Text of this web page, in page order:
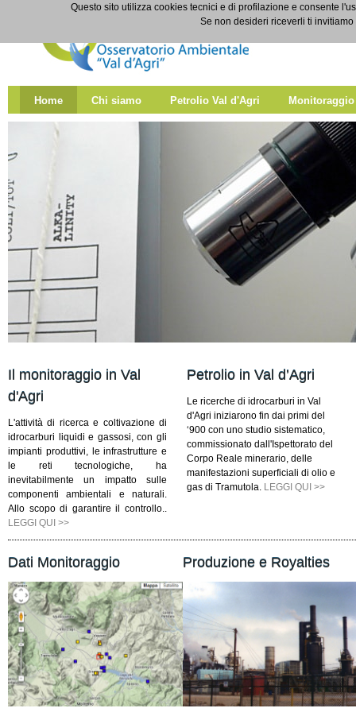
Salta al contenuto
Home Chi siamo Petrolio Val d'Agri Monitoraggio
Il monitoraggio in Val
d'Agri
L'attività di ricerca e coltivazione di
idrocarburi liquidi e gassosi, con gli
impianti produttivi, le infrastrutture e
le reti tecnologiche, ha
inevitabilmente un impatto sulle
componenti ambientali e naturali.
Allo scopo di garantire il controllo..
LEGGI QUI >>
Petrolio in Val d’Agri
Le ricerche di idrocarburi in Val
d'Agri iniziarono fin dai primi del
‘900 con uno studio sistematico,
commissionato dall'Ispettorato del
Corpo Reale minerario, delle
manifestazioni superficiali di olio e
gas di Tramutola. LEGGI QUI >>
Dati Monitoraggio Produzione e Royalties
Questo sito utilizza cookies tecnici e di profilazione e consente
Se non desideri riceverli ti